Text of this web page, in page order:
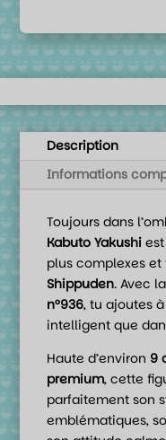
Description
Informations
Toujours dans
Kabuto Yakushiest
plus complexes
Shippuden. Avec la
n°936, tu ajoutes
intelligent que
Haute d’environ 9
premium, cette
parfaitement son
emblématiques,